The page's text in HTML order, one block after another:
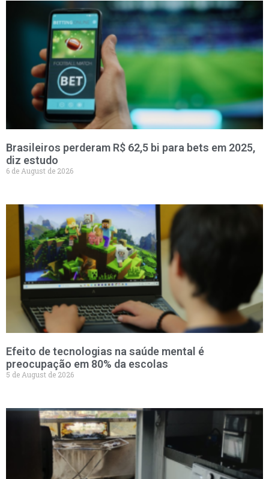
Brasileiros perderam R$ 62,5 bi para bets em 2025,
diz estudo
6 de August de 2026
Efeito de tecnologias na saúde mental é
preocupação em 80% da escolas
5 de August de 2026